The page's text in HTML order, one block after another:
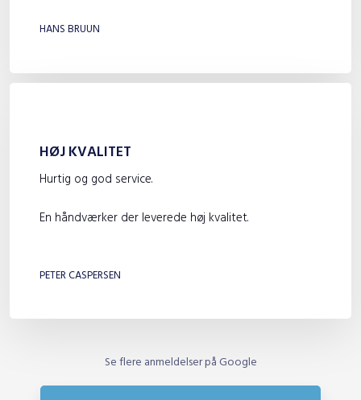
HANS BRUUN
HØJ KVALITET
Hurtig og god service.
En håndværker der leverede høj kvalitet.
PETER CASPERSEN
Se flere anmeldelser på Google